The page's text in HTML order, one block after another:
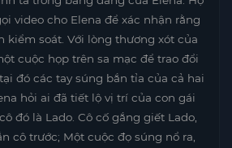
video cho Elena để xác nhận rằng
kiểm soát. Với lòng thương xót của
cuộc họp trên sa mạc để trao đổi
đó các tay súng bắn tỉa của cả hai
hỏi ai đã tiết lộ vị trí của con gái
đó là Lado. Cô cố gắng giết Lado,
cô trước; Một cuộc đọ súng nổ ra,